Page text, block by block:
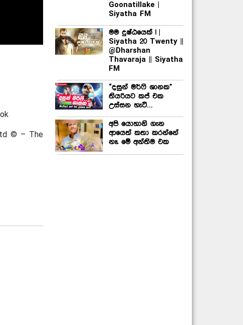
© – The
Goonatillake |
Siyatha FM
මම දුෂ්ඨයෙක් ! |
Siyatha 20 Twenty ||
@Dharshan
Thavaraja || Siyatha
FM
“දසුන් මර්ෆි ශානක”
තියරියට කප් එක
උස්සන හැටි…
අපි යොහානි ගැන
ආයෙත් කතා කරන්නේ
නෑ. මේ අන්තිම එක